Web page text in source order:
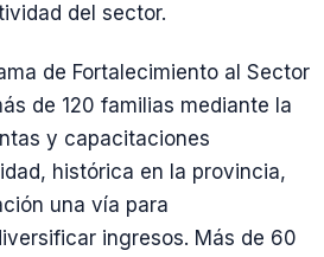
del sector.
de Fortalecimiento al Sector
de 120 familias mediante la
y capacitaciones
histórica en la provincia,
una vía para
ingresos. Más de 60